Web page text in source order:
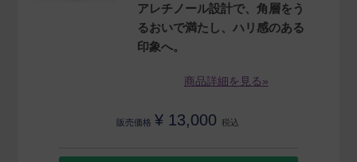
アレチノール設計で、角層をう
るおいで満たし、ハリ感のある
印象へ。
商品詳細を見る»
販売価格 ¥ 13,000 税込